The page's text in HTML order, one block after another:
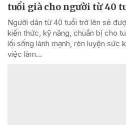
tuổi già cho người từ 40
Người dân từ 40 tuổi trở lên sẽ
kiến thức, kỹ năng, chuẩn bị cho
lối sống lành mạnh, rèn luyện sức
việc làm...